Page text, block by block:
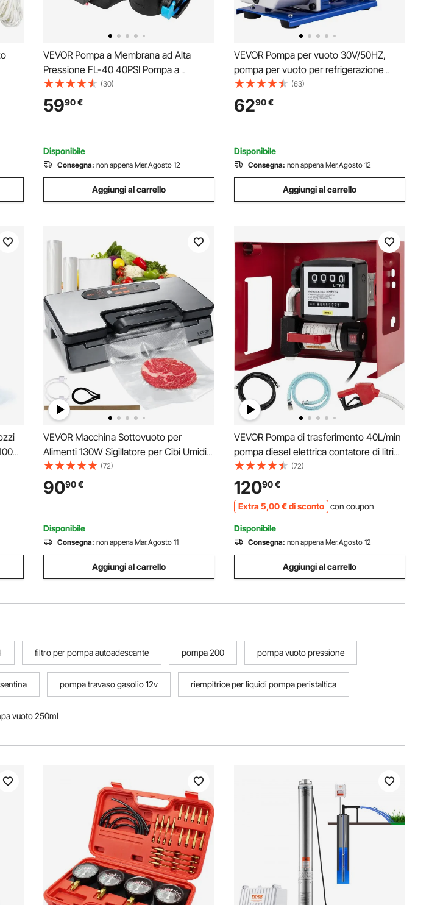
VEVOR Pompa a Membrana ad Alta
Pressione FL-40 40PSI Pompa a
Membrana per Acqua Spruzzatore
Autoadescante 17L / min 12V, Utilizzo
Camper/Barca/RV/Giardino/Industria
(30)
5990€
Disponibile
Consegna: non appena Mer.Agosto 12
Aggiungi al carrello
VEVOR Pompa per vuoto 30V/50HZ,
pompa per vuoto per refrigerazione
3CFM 1/4HP, 85L/min per Aria
condizionata Pompa per vuoto ad aria
elettrica per auto Sistemi di
(63)
6290€
Disponibile
Consegna: non appena Mer.Agosto 12
Aggiungi al carrello
VEVOR Macchina Sottovuoto per
Alimenti 130W Sigillatore per Cibi Umidi
Secchi Marinatura Rotoli Inclusi 90 Kpa
Conservazione del Cibo con Doppia
Pompa a Vuoto Lunghezza 30cm con
(72)
9090€
Disponibile
Consegna: non appena Mar.Agosto 11
Aggiungi al carrello
VEVOR Pompa di trasferimento 40L/min
pompa diesel elettrica contatore di litri
2800rpm pompa diesel elettrica
automatica 220V pompa olio inverso
autoadescante
(72)
12090€
Extra 5,00€di sconto con coupon
Disponibile
Consegna: non appena Mer.Agosto 12
Aggiungi al carrello
filtro per pompa autoadescante pompa 200 pompa vuoto pressione
pompa travaso gasolio 12v riempitrice per liquidi pompa peristaltica
vuoto 250ml